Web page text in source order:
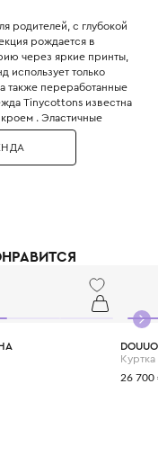
родителей, с глубокой
рождается в
через яркие принты,
использует только
также переработанные
Tinycottons известна
. Эластичные
максимальную
визитной карточкой
коллаборации с
DOUUOD
Куртка
26 700 ₽